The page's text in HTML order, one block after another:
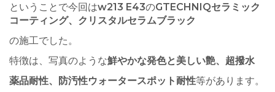
ということで今回はw213 E43のGTECHNIQセラミック
コーティング、クリスタルセラムブラック
の施工でした。
特徴は、写真のような鮮やかな発色と美しい艶、超撥水
薬品耐性、防汚性ウォータースポット耐性等があります。